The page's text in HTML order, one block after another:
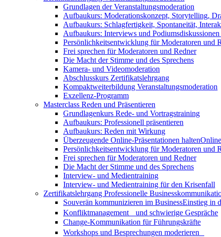
Grundlagen der Veranstaltungsmoderation
Aufbaukurs: Moderationskonzept, Storytelling,
Aufbaukurs: Schlagfertigkeit, Spontaneität,
Aufbaukurs: Interviews und
Persönlichkeitsentwicklung für Moderatoren und
Frei sprechen für Moderatoren und Redner
Die Macht der Stimme und des Sprechens
Kamera- und Videomoderation
Abschlusskurs Zertifikatslehrgang
Kompaktweiterbildung Veranstaltungsmoderation
Exzellenz-Programm
Masterclass Reden und Präsentieren
Grundlagenkurs Rede- und Vortragstraining
Aufbaukurs: Professionell präsentieren
Aufbaukurs: Reden mit Wirkung
Überzeugende Online-Präsentationen halten
Persönlichkeitsentwicklung für Moderatoren und
Frei sprechen für Moderatoren und Redner
Die Macht der Stimme und des Sprechens
Interview- und Medientraining
Interview- und Medientraining für den Krisenfall
Zertifikatslehrgang Professionelle
Souverän kommunizieren im BusinessEinstieg in
Konfliktmanagement und schwierige Gespräche
Change-Kommunikation für Führungskräfte
Workshops und Besprechungen moderieren